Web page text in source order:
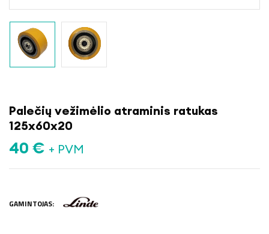
Palečių vežimėlio atraminis ratukas
125x60x20
40 € + PVM
GAMINTOJAS: